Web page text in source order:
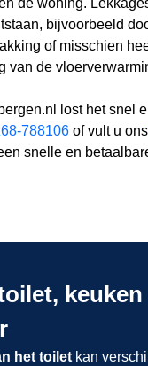
de woning.
bijvoorbeeld
of misschien
van de
lost het snel
788106of vult u ons
snelle en
het toiletkan